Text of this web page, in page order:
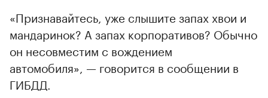
«Признавайтесь, уже слышите запах хвои и
мандаринок? А запах корпоративов? Обычно
он несовместим с вождением
автомобиля», — говорится в сообщении в
ГИБДД.